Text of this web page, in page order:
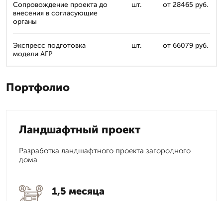
Сопровождение проекта до
внесения в согласующие
органы
шт. от 28465 руб.
Экспресс подготовка
модели АГР
шт. от 66079 руб.
Портфолио
Ландшафтный проект
Разработка ландшафтного проекта загородного
дома
1,5 месяца